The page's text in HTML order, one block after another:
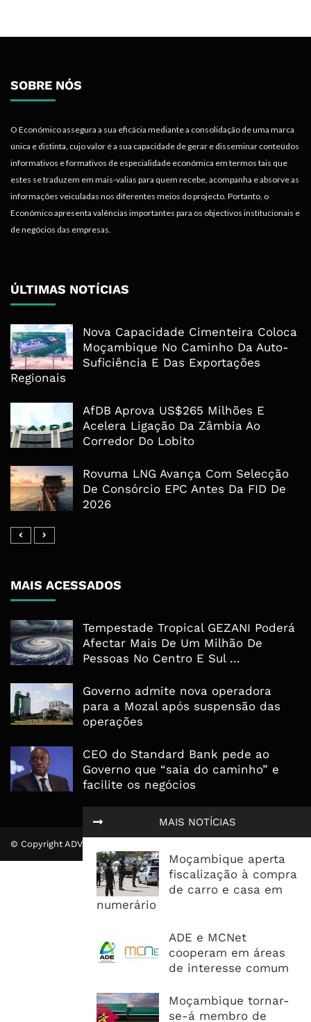
MAIS NOTÍCIAS
Moçambique aperta
fiscalização à compra
de carro e casa em
numerário
ADE e MCNet
cooperam em áreas
de interesse comum
Moçambique tornar-
se-á membro de
SOBRE NÓS
O Económico assegura a sua eficácia mediante a consolidação de uma marca
única e distinta, cujo valor é a sua capacidade de gerar e disseminar conteúdos
informativos e formativos de especialidade económica em termos tais que
estes se traduzem em mais-valias para quem recebe, acompanha e absorve as
informações veiculadas nos diferentes meios do projecto. Portanto, o
Económico apresenta valências importantes para os objectivos institucionais e
de negócios das empresas.
ÚLTIMAS NOTÍCIAS
Nova Capacidade Cimenteira Coloca
Moçambique No Caminho Da Auto-
Suficiência E Das Exportações
Regionais
AfDB Aprova US$265 Milhões E
Acelera Ligação Da Zâmbia Ao
Corredor Do Lobito
Rovuma LNG Avança Com Selecção
De Consórcio EPC Antes Da FID De
2026
MAIS ACESSADOS
Tempestade Tropical GEZANI Poderá
Afectar Mais De Um Milhão De
Pessoas No Centro E Sul ...
Governo admite nova operadora
para a Mozal após suspensão das
operações
CEO do Standard Bank pede ao
Governo que “saia do caminho” e
facilite os negócios
© Copyright ADVALUE. Todos Direitos Reservados.